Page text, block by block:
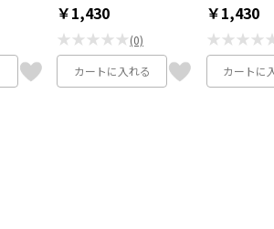
￥1,430
★★★★★(0)
カートに入れる
￥1,430
カートに